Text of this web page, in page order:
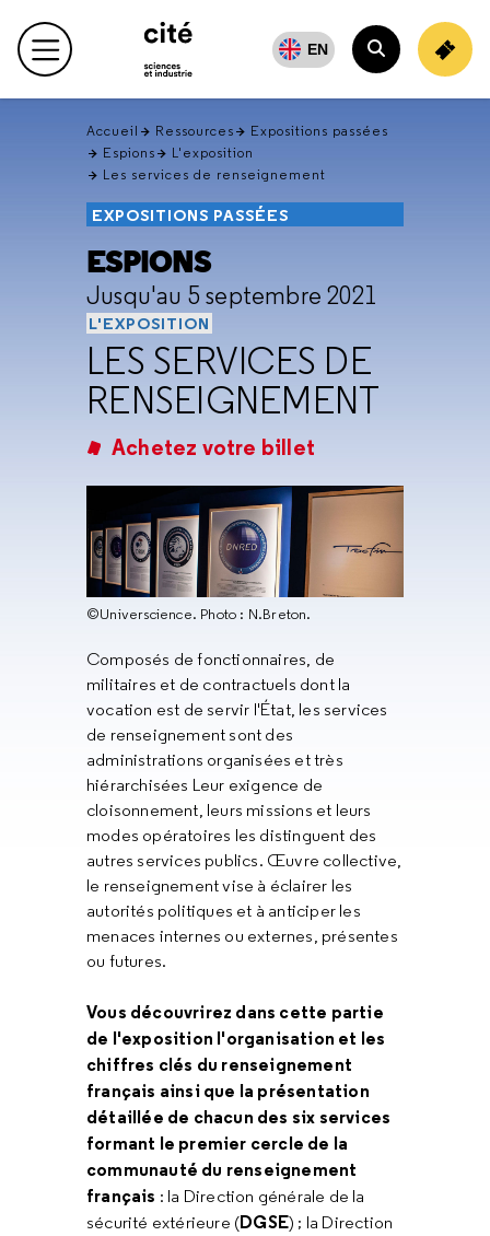
en
haut Menu principal EN
Rechercher
Accueil Ressources
Expositions passées
Espions
L'exposition
Les services de renseignement
EXPOSITIONS PASSÉES
ESPIONS
Jusqu'au 5 septembre 2021
L'EXPOSITION
LES SERVICES DE
RENSEIGNEMENT
Achetez votre billet
©Universcience. Photo : N.Breton.
Composés de fonctionnaires, de
militaires et de contractuels dont la
vocation est de servir l'État, les services
de renseignement sont des
administrations organisées et très
hiérarchisées Leur exigence de
cloisonnement, leurs missions et leurs
modes opératoires les distinguent des
autres services publics. Œuvre collective,
le renseignement vise à éclairer les
autorités politiques et à anticiper les
menaces internes ou externes, présentes
ou futures.
Vous découvrirez dans cette partie
de l'exposition l'organisation et les
chiffres clés du renseignement
français ainsi que la présentation
détaillée de chacun des six services
formant le premier cercle de la
communauté du renseignement
français : la Direction générale de la
sécurité extérieure (DGSE) ; la Direction